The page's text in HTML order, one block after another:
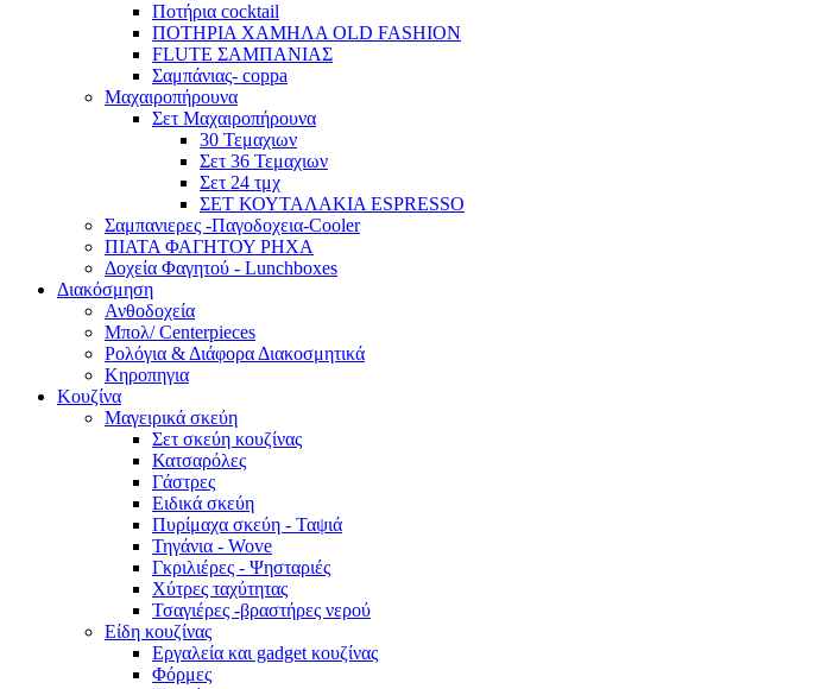
Ποτήρια cocktail
ΠΟΤΗΡΙΑ ΧΑΜΗΛΑ OLD FASHION
FLUTE ΣΑΜΠΑΝΙΑΣ
Σαμπάνιας- coppa
Μαχαιροπήρουνα
Σετ Μαχαιροπήρουνα
30 Τεμαχιων
Σετ 36 Τεμαχιων
Σετ 24 τμχ
ΣΕΤ ΚΟΥΤΑΛΑΚΙΑ ESPRESSO
Σαμπανιερες -Παγοδοχεια-Cooler
ΠΙΑΤΑ ΦΑΓΗΤΟΥ ΡΗΧΑ
Δοχεία Φαγητού - Lunchboxes
Διακόσμηση
Ανθοδοχεία
Μπολ/ Centerpieces
Ρολόγια & Διάφορα Διακοσμητικά
Κηροπηγια
Κουζίνα
Μαγειρικά σκεύη
Σετ σκεύη κουζίνας
Κατσαρόλες
Γάστρες
Ειδικά σκεύη
Πυρίμαχα σκεύη - Ταψιά
Τηγάνια - Wove
Γκριλιέρες - Ψησταριές
Χύτρες ταχύτητας
Τσαγιέρες -βραστήρες νερού
Είδη κουζίνας
Εργαλεία και gadget κουζίνας
Φόρμες